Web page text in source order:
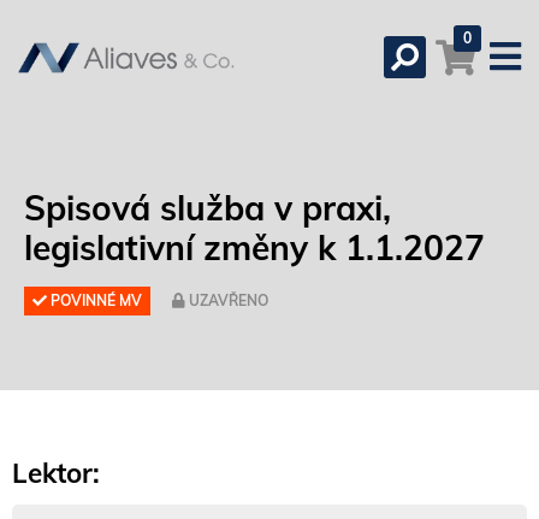
0
Spisová služba v praxi,
legislativní změny k 1.1.2027
POVINNÉ MV UZAVŘENO
Lektor: